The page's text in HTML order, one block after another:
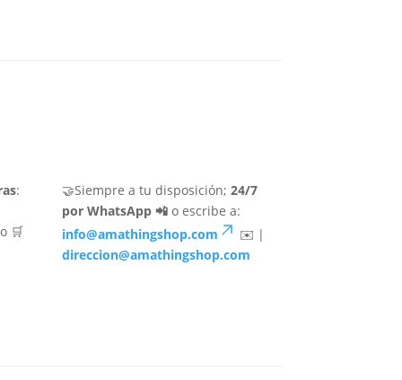
:
🛒
🤝Siempre a tu disposición; 24/7
por WhatsApp 📲o escribe a:
info@amathingshop.com
✉️ |
direccion@amathingshop.com